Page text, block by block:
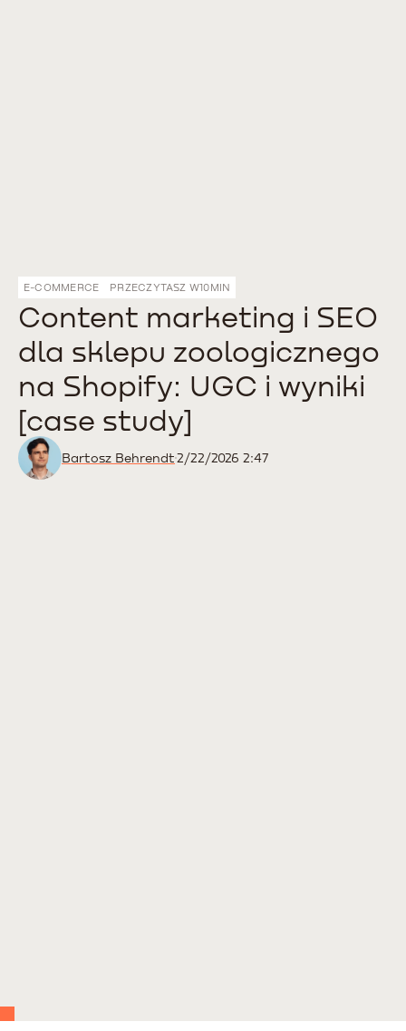
E-COMMERCE PRZECZYTASZ W10MIN
Content marketing i SEO
dla sklepu zoologicznego
na Shopify: UGC i wyniki
[case study]
Bartosz Behrendt2/22/2026 2:47